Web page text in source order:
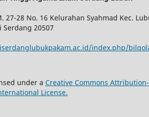
27-28 No. 16 Kelurahan Syahmad Kec.
Serdang 20507
index.php/
under a Creative Commons Attribution-
License.